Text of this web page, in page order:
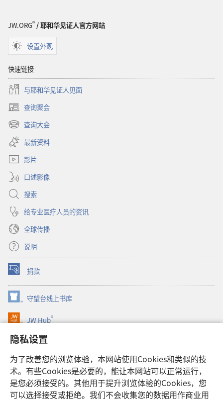
隐私设置
为了改善您的浏览体验，本网站使用Cookies和类似的技
术。有些Cookies是必要的，能让本网站可以正常运行，
是您必须接受的。其他用于提升浏览体验的Cookies，您
可以选择接受或拒绝。我们不会收集您的数据用作商业用
JW.ORG®/ 耶和华见证人官方网站
设置外观
快速链接
与耶和华见证人见面
查询聚会
（打
开
新
窗
口）
查询大会
（打
开
新
窗
最新资料
影片
口述影像
搜索
给专业医疗人员的资讯
全球传播
说明
捐款
（打
开
新
窗
口）
守望台线上书库
（打
开
新
口）
JW Hub®
（打
开
新
口）
JW Library®
Watchtower Library